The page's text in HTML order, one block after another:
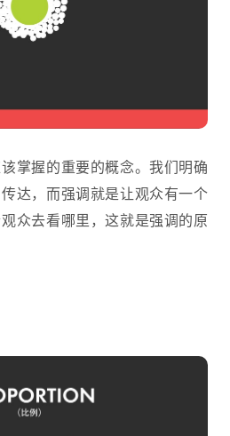
掌握的重要的概念。我们明确
达，而强调就是让观众有一个
众去看哪里，这就是强调的原